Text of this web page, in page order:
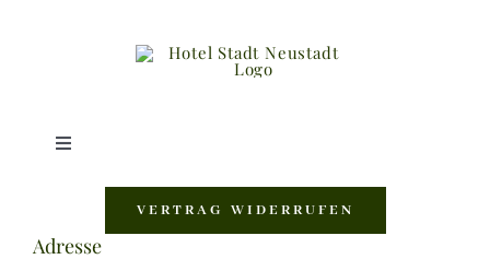
Toggle
VERTRAG WIDERRUFEN
Adresse